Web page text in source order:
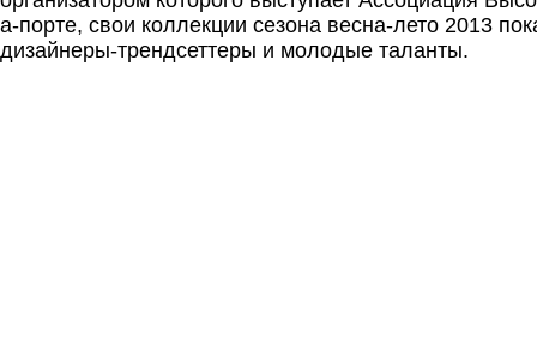
а-порте, свои коллекции сезона весна-лето 2013
дизайнеры-трендсеттеры и молодые таланты.